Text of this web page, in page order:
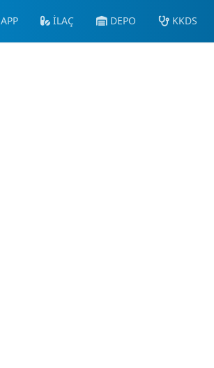
APP İLAÇ DEPO KKDS